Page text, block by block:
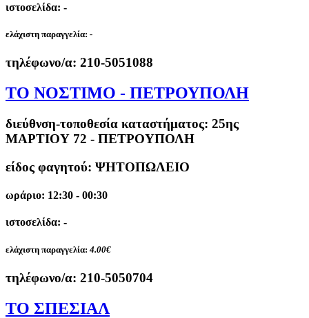
ιστοσελίδα: -
ελάχιστη παραγγελία: -
τηλέφωνο/α: 210-5051088
ΤΟ ΝΟΣΤΙΜΟ - ΠΕΤΡΟΥΠΟΛΗ
διεύθνση-τοποθεσία καταστήματος: 25ης
ΜΑΡΤΙΟΥ 72 - ΠΕΤΡΟΥΠΟΛΗ
είδος φαγητού: ΨΗΤΟΠΩΛΕΙΟ
ωράριο: 12:30 - 00:30
ιστοσελίδα: -
ελάχιστη παραγγελία: 4.00€
τηλέφωνο/α: 210-5050704
ΤΟ ΣΠΕΣΙΑΛ